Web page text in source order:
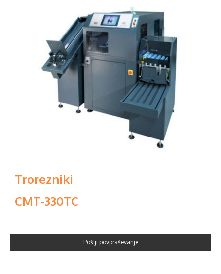
Trorezniki
CMT-330TC
Pošlji povpraševanje